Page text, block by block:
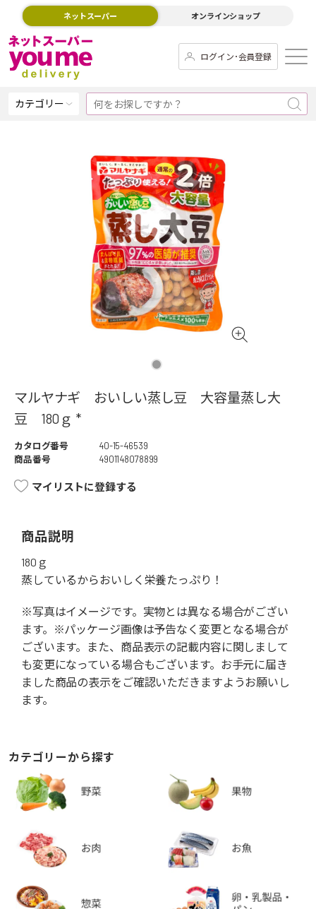
ネットスーパー オンラインショップ
ログイン･会員登録
カテゴリー
マルヤナギ おいしい蒸し豆 大容量蒸し大
豆 180ｇ *
カタログ番号
40-15-46539
商品番号
4901148078899
マイリストに登録する
商品説明
180ｇ
蒸しているからおいしく栄養たっぷり！
※写真はイメージです。実物とは異なる場合がござい
ます。※パッケージ画像は予告なく変更となる場合が
ございます。また、商品表示の記載内容に関しまして
も変更になっている場合もございます。お手元に届き
ました商品の表示をご確認いただきますようお願いし
ます。
カテゴリーから探す